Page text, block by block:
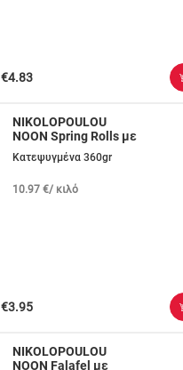
€4.83
NIKOLOPOULOU
NOON Spring Rolls με
Λαχανικά
Κατεψυγμένα 360gr
10.97 €/ κιλό
€3.95
NIKOLOPOULOU
NOON Falafel με